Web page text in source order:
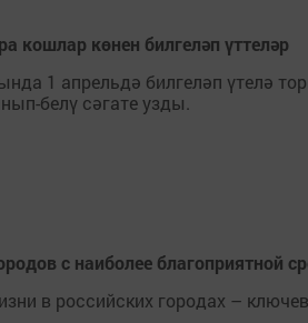
кошлар көнен билгеләп үттеләр
1 апрельдә билгеләп үтелә
белү сәгате узды.
с наиболее благоприятной
в российских городах –